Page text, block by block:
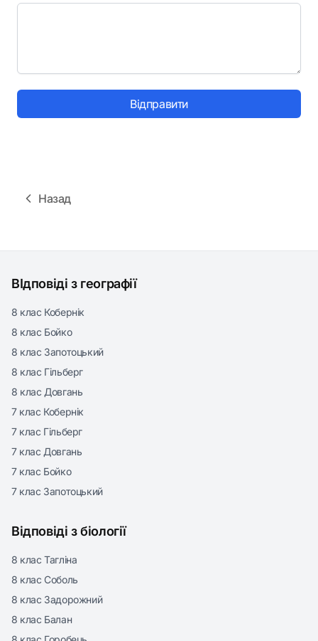
Відправити
Назад
ВІдповіді з географії
8 клас Кобернік
8 клас Бойко
8 клас Запотоцький
8 клас Гільберг
8 клас Довгань
7 клас Кобернік
7 клас Гільберг
7 клас Довгань
7 клас Бойко
7 клас Запотоцький
Відповіді з біології
8 клас Тагліна
8 клас Соболь
8 клас Задорожний
8 клас Балан